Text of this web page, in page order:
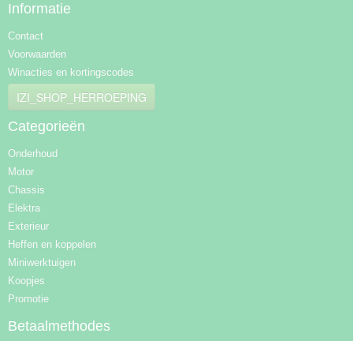
Informatie
Contact
Voorwaarden
Winacties en kortingscodes
IZI_SHOP_HERROEPING
Categorieën
Onderhoud
Motor
Chassis
Elektra
Exterieur
Heffen en koppelen
Miniwerktuigen
Koopjes
Promotie
Betaalmethodes